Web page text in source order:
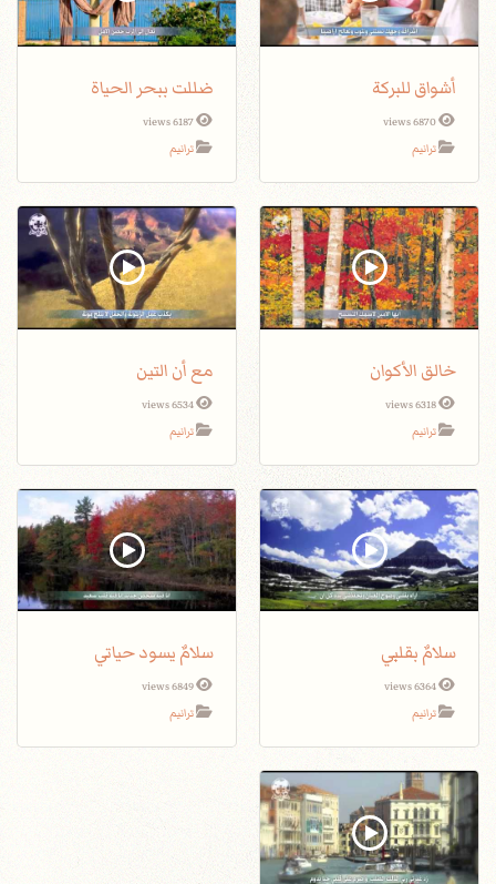
أشواق للبركة
6870 views
ترانيم
ضللت ببحر الحياة
6187 views
ترانيم
خالق الأكوان
6318 views
ترانيم
مع أن التين
6534 views
ترانيم
سلامٌ بقلبي
6364 views
ترانيم
سلامٌ يسود حياتي
6849 views
ترانيم